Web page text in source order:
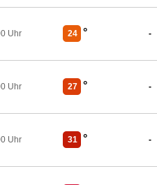
Uhr 24 ° -
Uhr 27 ° -
Uhr 31 ° -